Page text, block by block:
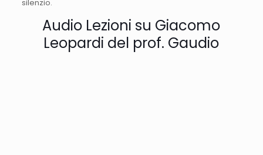
silenzio.
Audio Lezioni su Giacomo
Leopardi del prof. Gaudio